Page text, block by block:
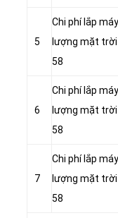
5
Chi phí lắp
lượng mặt trời
58
6
Chi phí lắp
lượng mặt trời
58
7
Chi phí lắp
lượng mặt trời
58